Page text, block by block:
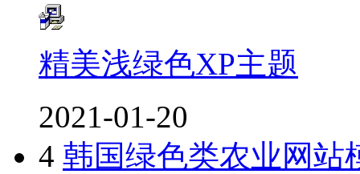
精美浅绿色XP主题
2021-01-20
4 韩国绿色类农业网站